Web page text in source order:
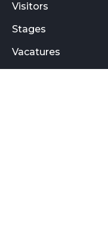
Visitors
Stages
Vacatures